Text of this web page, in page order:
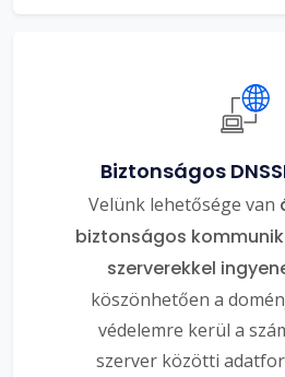
Biztonságos
Velünk lehetősége van
biztonságos
szerverekkel
köszönhetően a
védelemre kerül a
szerver közötti